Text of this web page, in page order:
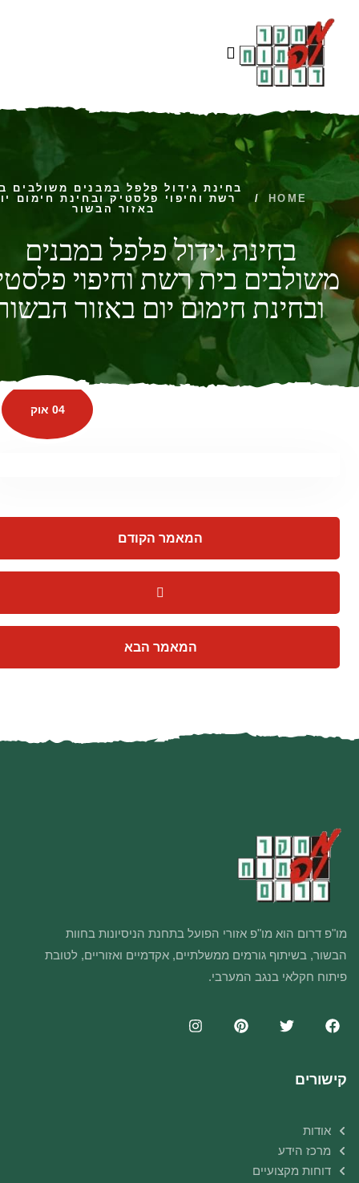
HOME
/
בחינת גידול פלפל במבנים משולבים
רשת וחיפוי פלסטיק ובחינת חימום
באזור הבשור
בחינת גידול פלפל במבנים
משולבים בית רשת וחיפוי
ובחינת חימום יום באזור
04 אוק
המאמר הקודם
המאמר הבא
מו"פ דרום הוא מו"פ אזורי הפועל בתחנת הניסיונות בחוות
הבשור, בשיתוף גורמים ממשלתיים, אקדמיים ואזוריים, לטובת
פיתוח חקלאי בנגב המערבי.
קישורים
אודות
מרכז הידע
דוחות מקצועיים